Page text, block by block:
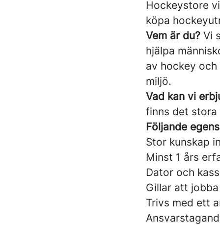
Hockeystore
köpa
Vem är du? Vi
hjälpa
av hockey
miljö.
Vad kan vi
finns det stora
Följande
Stor kunskap
Minst 1 års
Dator och
Gillar att
Trivs med ett